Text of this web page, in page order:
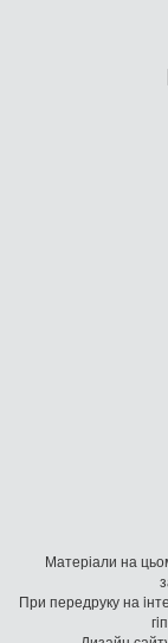
Матеріали на
При передруку на